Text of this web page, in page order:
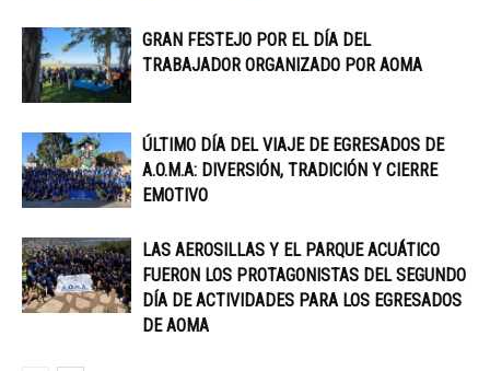
GRAN FESTEJO POR EL DÍA DEL
TRABAJADOR ORGANIZADO POR AOMA
ÚLTIMO DÍA DEL VIAJE DE EGRESADOS DE
A.O.M.A: DIVERSIÓN, TRADICIÓN Y CIERRE
EMOTIVO
LAS AEROSILLAS Y EL PARQUE ACUÁTICO
FUERON LOS PROTAGONISTAS DEL SEGUNDO
DÍA DE ACTIVIDADES PARA LOS EGRESADOS
DE AOMA